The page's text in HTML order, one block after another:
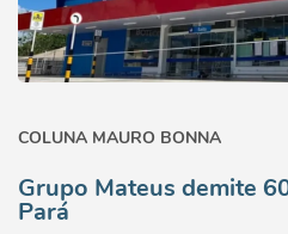
COLUNA MAURO BONNA
Grupo Mateus demite
Pará